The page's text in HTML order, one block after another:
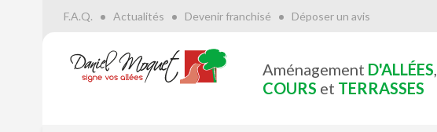
F.A.Q. Actualités Devenir franchisé Déposer un avis
Aménagement D'ALLÉES,
COURS et TERRASSES